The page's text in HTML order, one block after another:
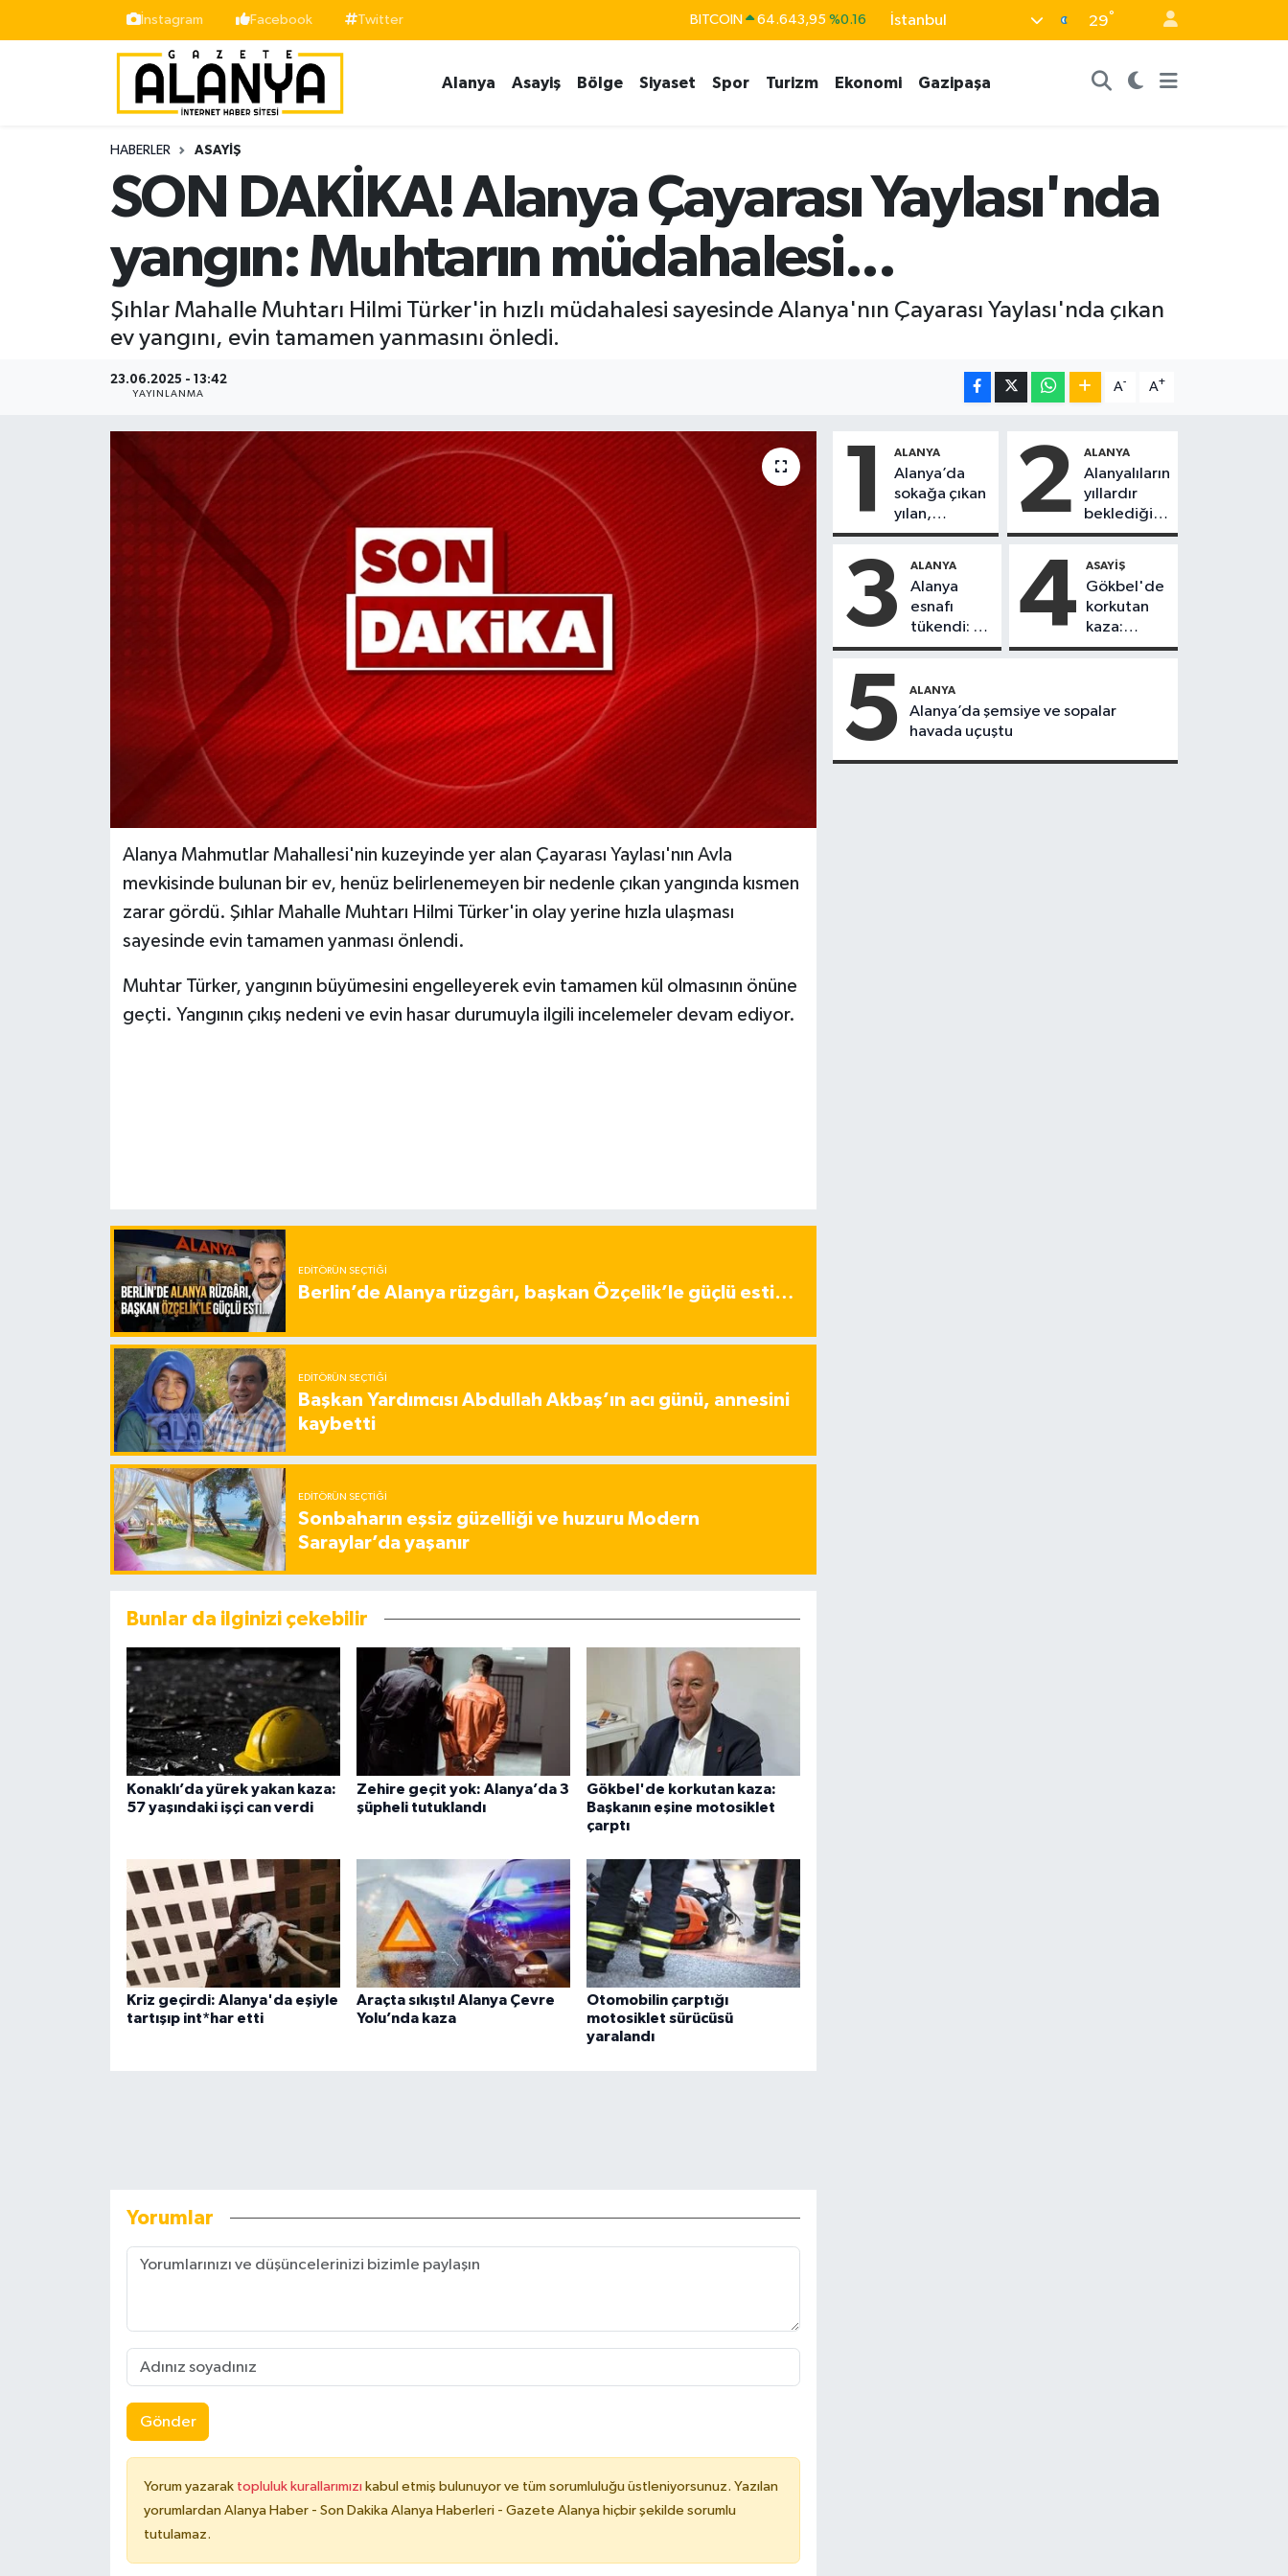
İnstagram Facebook Twitter BITCOIN 64.643,95 %0.16
EURO 55,0250 %0.02
BİST100 13.799 %70
İstanbul 29°
Alanya Asayiş Bölge Siyaset Spor Turizm Ekonomi Gazipaşa
HABERLER ASAYIŞ
SON DAKİKA! Alanya Çayarası Yaylası'nda
yangın: Muhtarın müdahalesi...
Şıhlar Mahalle Muhtarı Hilmi Türker'in hızlı müdahalesi sayesinde Alanya'nın Çayarası Yaylası'nda çıkan
ev yangını, evin tamamen yanmasını önledi.
23.06.2025 - 13:42
YAYINLANMA
A- A+
Alanya Mahmutlar Mahallesi'nin kuzeyinde yer alan Çayarası Yaylası'nın Avla
mevkisinde bulunan bir ev, henüz belirlenemeyen bir nedenle çıkan yangında kısmen
zarar gördü. Şıhlar Mahalle Muhtarı Hilmi Türker'in olay yerine hızla ulaşması
sayesinde evin tamamen yanması önlendi.
Muhtar Türker, yangının büyümesini engelleyerek evin tamamen kül olmasının önüne
geçti. Yangının çıkış nedeni ve evin hasar durumuyla ilgili incelemeler devam ediyor.
EDITÖRÜN SEÇTIĞI
Berlin’de Alanya rüzgârı, başkan Özçelik’le güçlü esti…
EDITÖRÜN SEÇTIĞI
Başkan Yardımcısı Abdullah Akbaş’ın acı günü, annesini
kaybetti
EDITÖRÜN SEÇTIĞI
Sonbaharın eşsiz güzelliği ve huzuru Modern
Saraylar’da yaşanır
Bunlar da ilginizi çekebilir
Konaklı’da yürek yakan kaza:
57 yaşındaki işçi can verdi
Zehire geçit yok: Alanya’da 3
şüpheli tutuklandı
Gökbel'de korkutan kaza:
Başkanın eşine motosiklet
çarptı
Kriz geçirdi: Alanya'da eşiyle
tartışıp int*har etti
Araçta sıkıştı! Alanya Çevre
Yolu’nda kaza
Otomobilin çarptığı
motosiklet sürücüsü
yaralandı
Yorumlar
Gönder
Yorum yazarak topluluk kurallarımızı kabul etmiş bulunuyor ve tüm sorumluluğu üstleniyorsunuz. Yazılan
yorumlardan Alanya Haber - Son Dakika Alanya Haberleri - Gazete Alanya hiçbir şekilde sorumlu
tutulamaz.
1 ALANYA
Alanya’da
sokağa çıkan
yılan,
vatandaşı
2 ALANYA
Alanyalıların
yıllardır
beklediği
yol askıdan
3 ALANYA
Alanya
esnafı
tükendi: 1
ayda 150
kapandı
4 ASAYIŞ
Gökbel'de
korkutan
kaza:
Başkanın
çarptı
5 ALANYA
Alanya’da şemsiye ve sopalar
havada uçuştu
İstanbul Nöbetçi Eczaneler
İstanbul Hava Durumu
Süper Lig Puan Durumu ve Fikstür
Tüm Manşetler
Son Dakika Haberleri